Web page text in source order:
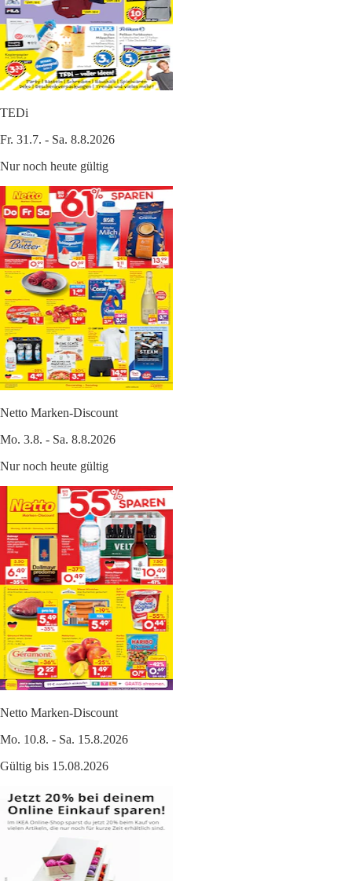
TEDi
Fr. 31.7. - Sa. 8.8.2026
Nur noch heute gültig
Netto Marken-Discount
Mo. 3.8. - Sa. 8.8.2026
Nur noch heute gültig
Netto Marken-Discount
Mo. 10.8. - Sa. 15.8.2026
Gültig bis 15.08.2026